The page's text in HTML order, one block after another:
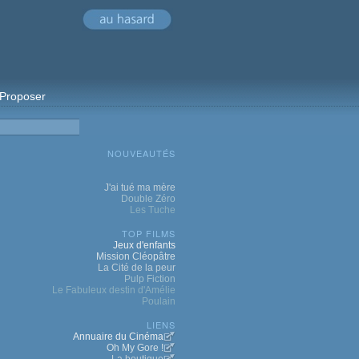
Proposer
NOUVEAUTÉS
J'ai tué ma mère
Double Zéro
Les Tuche
TOP FILMS
Jeux d'enfants
Mission Cléopâtre
La Cité de la peur
Pulp Fiction
Le Fabuleux destin d'Amélie
Poulain
LIENS
Annuaire du Cinéma
Oh My Gore !